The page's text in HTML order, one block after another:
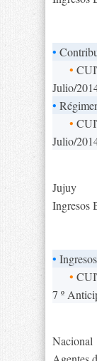
•
•
Julio/
•
•
Julio/
Jujuy
Ingresos
•
•
7 º
Nacional